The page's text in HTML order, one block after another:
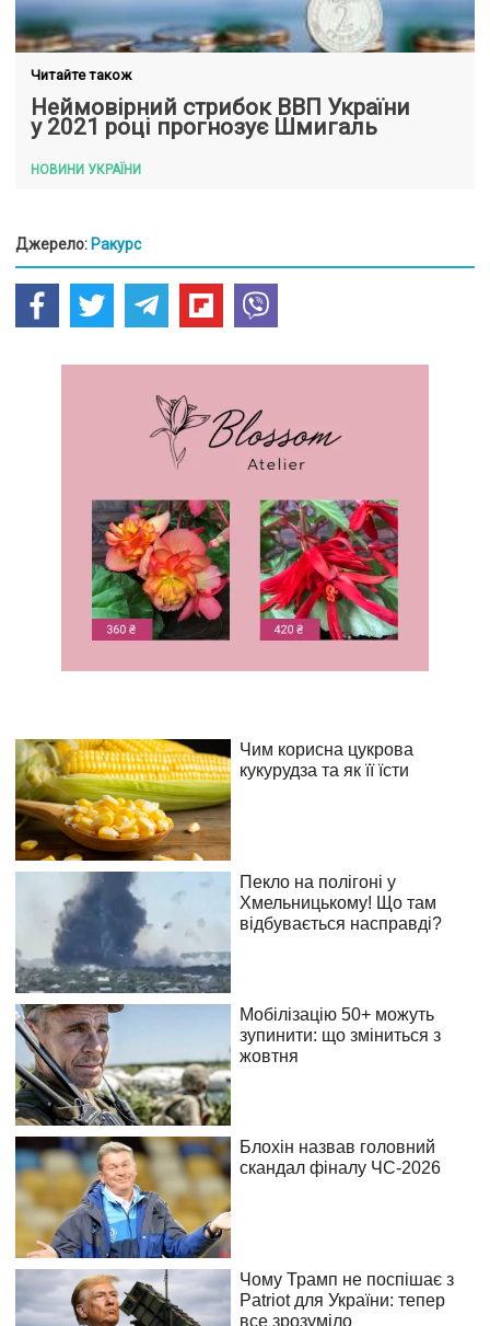
Читайте також
Неймовірний стрибок ВВП України
у 2021 році прогнозує Шмигаль
НОВИНИ УКРАЇНИ
Джерело: Ракурс